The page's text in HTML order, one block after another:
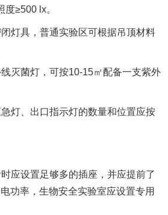
≥500 lx。
灯具，普通实验区可根据吊顶材料
灭菌灯，可按10-15㎡配备一支紫外
灯、出口指示灯的数量和位置应按
应设置足够多的插座，并应提前了
功率，生物安全实验室应设置专用